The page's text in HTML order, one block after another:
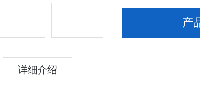
产
详细介绍